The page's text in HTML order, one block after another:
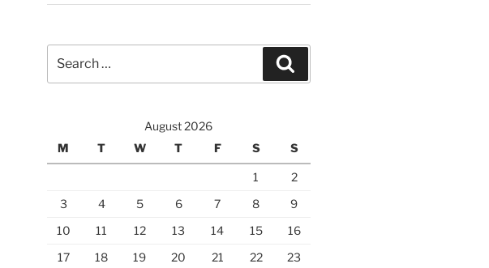
for:
August 2026
M
T W T F S S
1
2
3
4 5 6 7 8
9
10
11 12 13 14 15
16
17
18 19 20 21 22
23